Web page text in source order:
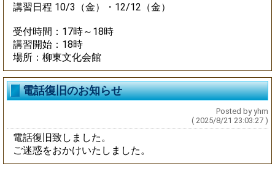
講習日程 10/3（金）・12/12（金）
受付時間：17時～18時
講習開始：18時
場所：柳東文化会館
電話復旧のお知らせ
Posted by yhm
( 2025/8/21 23:03:27 )
電話復旧致しました。
ご迷惑をおかけいたしました。